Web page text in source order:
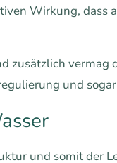
Wirkung, dass
vermag
und
und somit der